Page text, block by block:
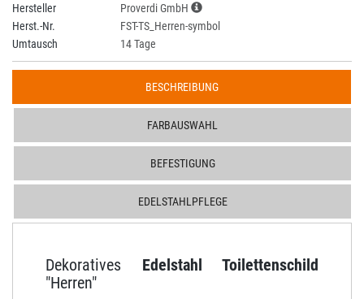
Hersteller
Proverdi GmbH
Herst.-Nr.
FST-TS_Herren-symbol
Umtausch
14 Tage
BESCHREIBUNG
FARBAUSWAHL
BEFESTIGUNG
EDELSTAHLPFLEGE
Dekoratives Edelstahl Toilettenschild
"Herren"